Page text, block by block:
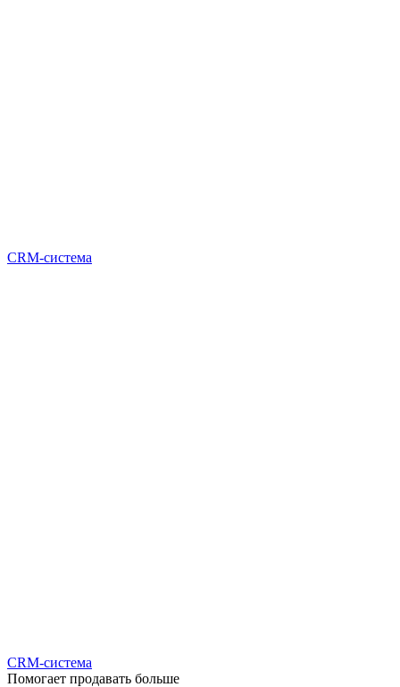
CRM-система
CRM-система
Помогает продавать больше